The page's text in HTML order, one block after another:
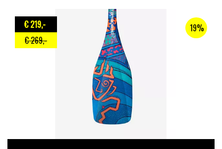
€ 219,-
€ 269,-
19%